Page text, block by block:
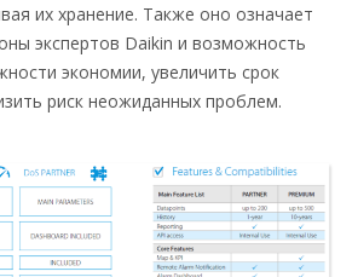
их хранение. Также оно означает
экспертов Daikin и возможность
экономии, увеличить срок
риск неожиданных проблем.